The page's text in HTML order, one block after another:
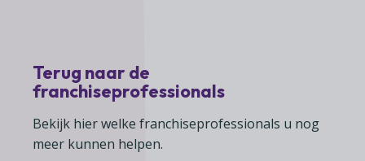
Terug naar de
franchiseprofessionals
Bekijk hier welke franchiseprofessionals u nog
meer kunnen helpen.